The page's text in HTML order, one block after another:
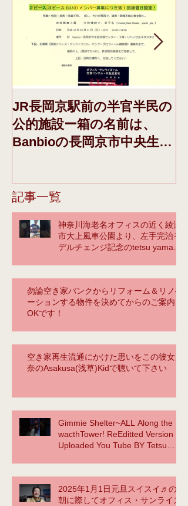
JR長岡京駅前の半官半民の
公的施設ー箱の名前は、
Banbioの長岡京市中央生涯
の初めから、下記、告知チ
ラシと弊社パンフを設置し
ていただいているので、そ
記事一覧
神奈川海老名オフィスの近く綾瀬
市大上風車公園より、左手完治モ
デルチェンジ記念のtetsu yamaに
勿論空き家バンクからリフォーム＆リノベ
ーションする物件を決めてからのご案内も
OKです！
空き家再生流通にかけた思いをこの彼女麗
奈のAsakusa(浅草)Kidで聴いて下さい
Gimmie Shelter~ALL Along the
wacthTower! ReEditted Version
Uploaded You Tube BY Tetsu
2025年1月1日元旦スイスイ♬の
朝に際してオフィス・サンライズ